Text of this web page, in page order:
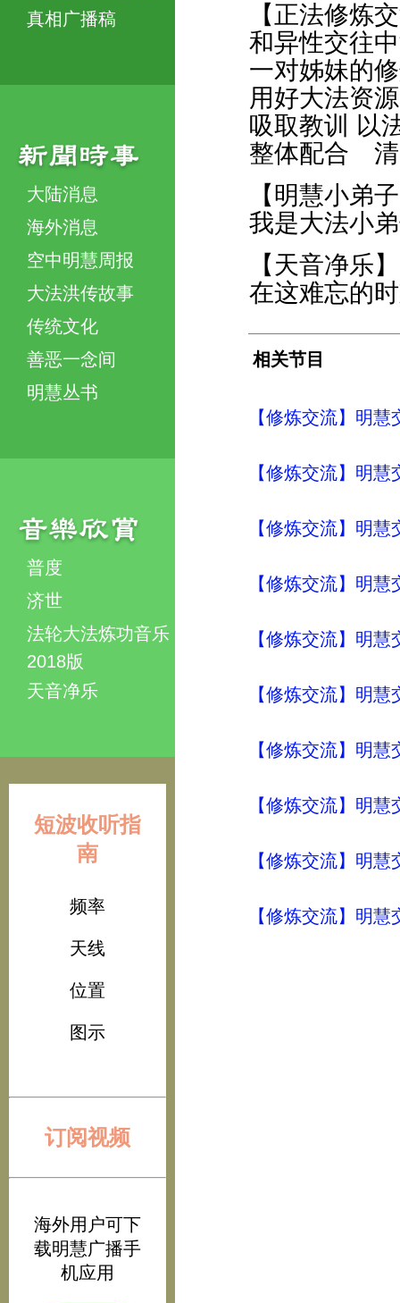
真相广播稿
大陆消息
海外消息
空中明慧周报
大法洪传故事
传统文化
善恶一念间
明慧丛书
普度
济世
法轮大法炼功音乐
2018版
天音净乐
短波收听指
南
频率
天线
位置
图示
订阅视频
海外用户可下
载明慧广播手
机应用
【正法修炼
和异性交往
一对姊妹的
用好大法资源
吸取教训 以
整体配合 清
【明慧小弟
我是大法小
【天音净乐】
在这难忘的
相关节目
【修炼交流】明
【修炼交流】明
【修炼交流】明
【修炼交流】明
【修炼交流】明
【修炼交流】明
【修炼交流】明
【修炼交流】明
【修炼交流】明
【修炼交流】明